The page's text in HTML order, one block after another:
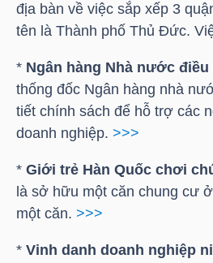
địa bàn về việc sắp xếp 3
tên là Thành phố Thủ Đức.
* Ngân hàng Nhà nước
thống đốc Ngân hàng nhà
tiết chính sách để hỗ trợ các
doanh nghiệp. >>>
* Giới trẻ Hàn Quốc chơi
là sở hữu một căn chung cư
một căn. >>>
* Vinh danh doanh nghiệp